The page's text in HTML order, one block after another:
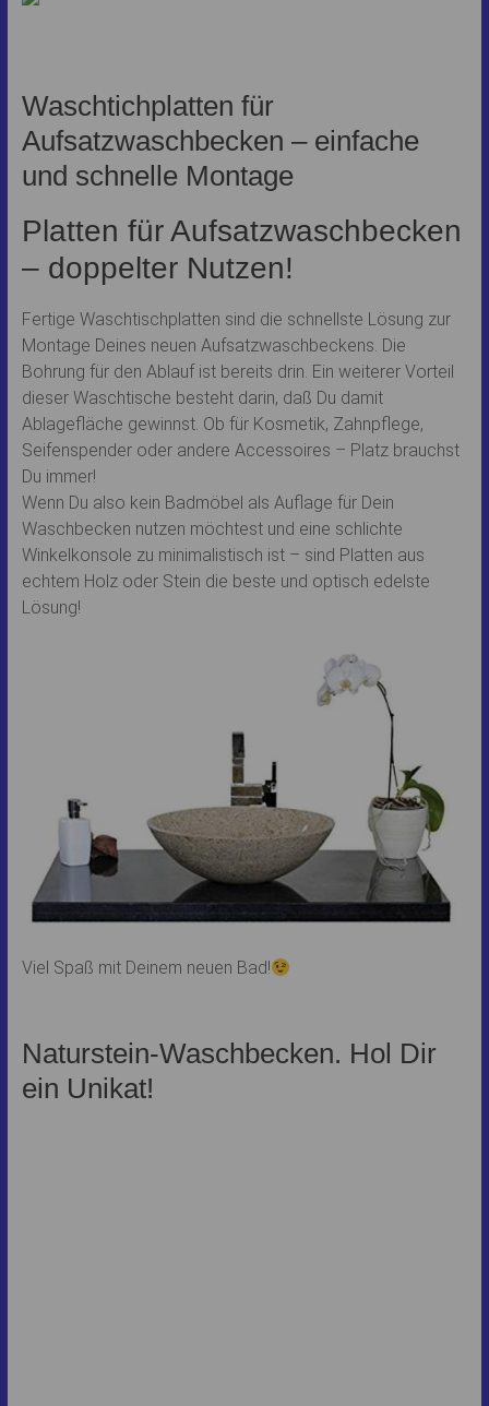
Waschtichplatten für
Aufsatzwaschbecken – einfache
und schnelle Montage
Platten für Aufsatzwaschbecken
– doppelter Nutzen!
Fertige Waschtischplatten sind die schnellste Lösung zur
Montage Deines neuen Aufsatzwaschbeckens. Die
Bohrung für den Ablauf ist bereits drin. Ein weiterer Vorteil
dieser Waschtische besteht darin, daß Du damit
Ablagefläche gewinnst. Ob für Kosmetik, Zahnpflege,
Seifenspender oder andere Accessoires – Platz brauchst
Du immer!
Wenn Du also kein Badmöbel als Auflage für Dein
Waschbecken nutzen möchtest und eine schlichte
Winkelkonsole zu minimalistisch ist – sind Platten aus
echtem Holz oder Stein die beste und optisch edelste
Lösung!
Viel Spaß mit Deinem neuen Bad!
Naturstein-Waschbecken. Hol Dir
ein Unikat!